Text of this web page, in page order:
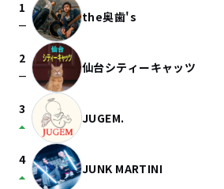
1
check_indeterminate_small the奥歯's
2
check_indeterminate_small 仙台シティーキャッツ
3
arrow_drop_up JUGEM.
4
arrow_drop_up JUNK MARTINI